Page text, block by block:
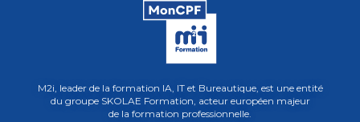
M2i, leader de la formation IA, IT et Bureautique, est une entité
du groupe SKOLAE Formation, acteur européen majeur
de la formation professionnelle.